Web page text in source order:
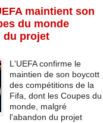
maintient son
du monde
du projet
L'UEFA confirme le
maintien de son boycott
des compétitions de la
Fifa, dont les Coupes du
monde, malgré
l'abandon du projet